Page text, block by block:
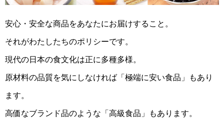
安心・安全な商品をあなたにお届けすること。
それがわたしたちのポリシーです。
現代の日本の食文化は正に多種多様。
原材料の品質を気にしなければ「極端に安い食品」もあり
ます。
高価なブランド品のような「高級食品」もあります。